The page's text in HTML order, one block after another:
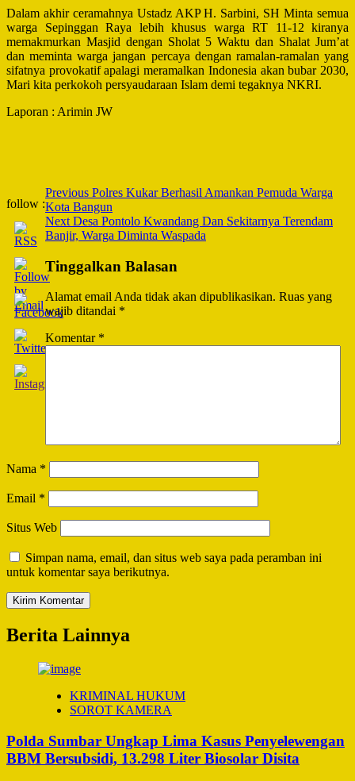
Dalam akhir ceramahnya Ustadz AKP H. Sarbini, SH Minta semua
warga Sepinggan Raya lebih khusus warga RT 11-12 kiranya
memakmurkan Masjid dengan Sholat 5 Waktu dan Shalat Jum’at
dan meminta warga jangan percaya dengan ramalan-ramalan yang
sifatnya provokatif apalagi meramalkan Indonesia akan bubar 2030,
Mari kita perkokoh persyaudaraan Islam demi tegaknya NKRI.
Laporan : Arimin JW
follow :
Post
Navigation
Previous Polres Kukar Berhasil Amankan Pemuda Warga
Kota Bangun
Next Desa Pontolo Kwandang Dan Sekitarnya Terendam
Banjir, Warga Diminta Waspada
Tinggalkan Balasan
Alamat email Anda tidak akan dipublikasikan. Ruas yang
wajib ditandai *
Komentar *
Nama *
Email *
Situs Web
Simpan nama, email, dan situs web saya pada peramban ini
untuk komentar saya berikutnya.
Berita Lainnya
KRIMINAL HUKUM
SOROT KAMERA
Polda Sumbar Ungkap Lima Kasus Penyelewengan
BBM Bersubsidi, 13.298 Liter Biosolar Disita